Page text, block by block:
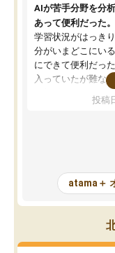
AIが苦手分野を分
あって便利だった。
学習状況がはっき
分がいまどこにい
にできて便利だっ
入っていたが難な
も部活でも結果を
かった。また問題
が、自分で自分の
とっては難しい部
かと思った。
投稿
atama＋